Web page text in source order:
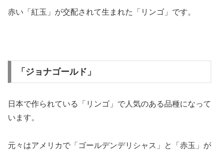
赤い「紅玉」が交配されて生まれた「リンゴ」です。
「ジョナゴールド」
日本で作られている「リンゴ」で人気のある品種になって
います。
元々はアメリカで「ゴールデンデリシャス」と「赤玉」が